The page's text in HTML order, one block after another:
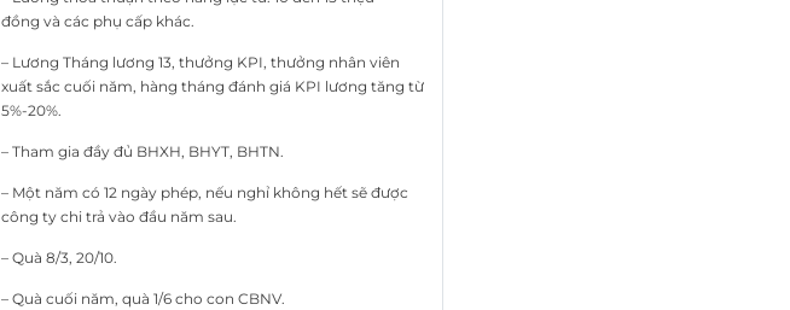
đồng và các phụ cấp khác.
– Lương Tháng lương 13, thưởng KPI, thưởng nhân viên
xuất sắc cuối năm, hàng tháng đánh giá KPI lương tăng từ
5%-20%.
– Tham gia đầy đủ BHXH, BHYT, BHTN.
– Một năm có 12 ngày phép, nếu nghỉ không hết sẽ được
công ty chi trả vào đầu năm sau.
– Quà 8/3, 20/10.
– Quà cuối năm, quà 1/6 cho con CBNV.